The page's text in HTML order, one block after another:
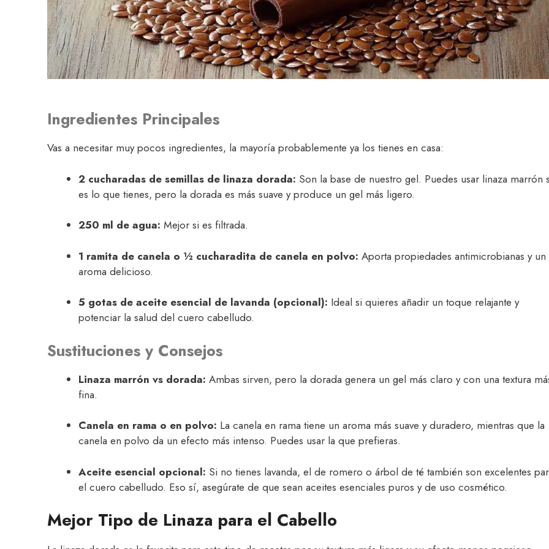
Ingredientes Principales
Vas a necesitar muy pocos ingredientes, la mayoría probablemente ya los tienes en casa:
2 cucharadas de semillas de linaza dorada: Son la base de nuestro gel. Puedes usar linaza marrón
es lo que tienes, pero la dorada es más suave y produce un gel más ligero.
250 ml de agua: Mejor si es filtrada.
1 ramita de canela o ½ cucharadita de canela en polvo: Aporta propiedades antimicrobianas y un
aroma delicioso.
5 gotas de aceite esencial de lavanda (opcional): Ideal si quieres añadir un toque relajante y
potenciar la salud del cuero cabelludo.
Sustituciones y Consejos
Linaza marrón vs dorada: Ambas sirven, pero la dorada genera un gel más claro y con una textura
fina.
Canela en rama o en polvo: La canela en rama tiene un aroma más suave y duradero, mientras que la
canela en polvo da un efecto más intenso. Puedes usar la que prefieras.
Aceite esencial opcional: Si no tienes lavanda, el de romero o árbol de té también son excelentes
el cuero cabelludo. Eso sí, asegúrate de que sean aceites esenciales puros y de uso cosmético.
Mejor Tipo de Linaza para el Cabello